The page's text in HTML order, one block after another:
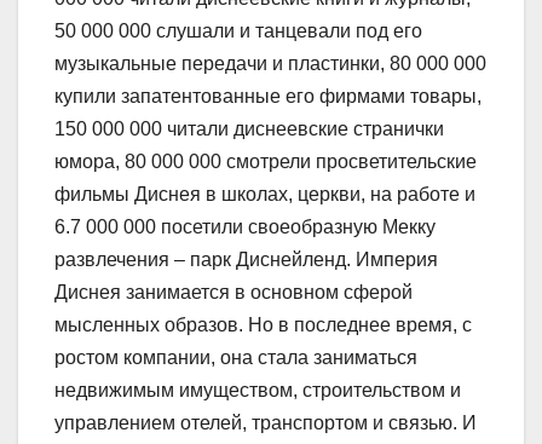
50 000 000 слушали и танцевали под его
музыкальные передачи и пластинки, 80 000 000
купили запатентованные его фирмами товары,
150 000 000 читали диснеевские странички
юмора, 80 000 000 смотрели просветительские
фильмы Диснея в школах, церкви, на работе и
6.7 000 000 посетили своеобразную Мекку
развлечения – парк Диснейленд. Империя
Диснея занимается в основном сферой
мысленных образов. Но в последнее время, с
ростом компании, она стала заниматься
недвижимым имуществом, строительством и
управлением отелей, транспортом и связью. И